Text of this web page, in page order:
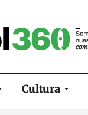
Cultura